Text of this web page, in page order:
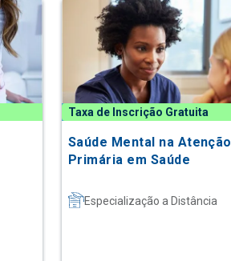
Taxa de Inscrição Gratuita
Saúde Mental na Atenção
Primária em Saúde
Especialização a Distância